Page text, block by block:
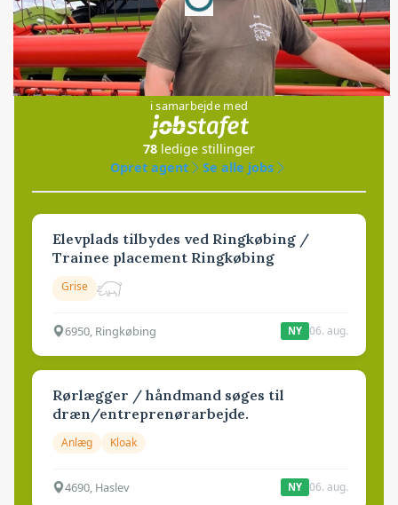
Jobs
i samarbejde med
78 ledige stillinger
Opret agent
Se alle jobs
Elevplads tilbydes ved Ringkøbing /
Trainee placement Ringkøbing
Grise
6950, Ringkøbing NY 06. aug.
Rørlægger / håndmand søges til
dræn/entreprenørarbejde.
Anlæg Kloak
4690, Haslev NY 06. aug.